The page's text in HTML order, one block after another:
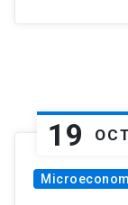
19 OCT